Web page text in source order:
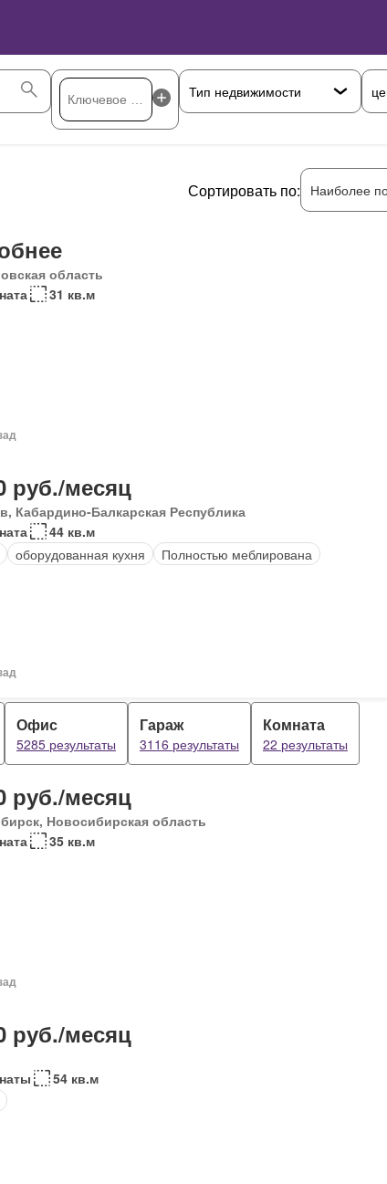
Сортировать по: Наиболее
область
31 кв.м
руб./месяц
Кабардино-Балкарская Республика
44 кв.м
оборудованная кухня Полностью меблирована
Офис
5285 результаты
Гараж
3116 результаты
Комната
22 результаты
руб./месяц
Новосибирская область
35 кв.м
руб./месяц
54 кв.м